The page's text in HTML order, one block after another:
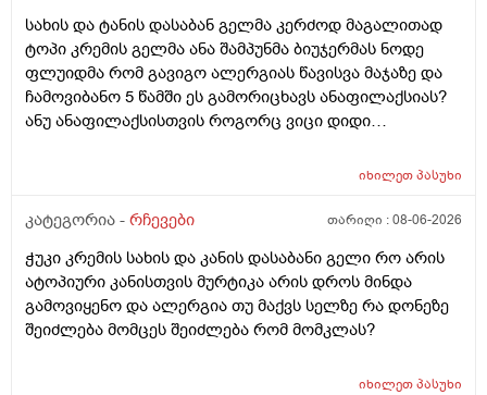
სახის და ტანის დასაბან გელმა კერძოდ მაგალითად
ტოპი კრემის გელმა ანა შამპუნმა ბიუჯერმას ნოდე
ფლუიდმა რომ გავიგო ალერგიას წავისვა მაჯაზე და
ჩამოვიბანო 5 წამში ეს გამორიცხავს ანაფილაქსიას?
ანუ ანაფილაქსისთვის როგორც ვიცი დიდი
ანაფილაქცია განვითარდეს სწორია? ანუ იმ
კონკრეტული რაღაც ნივთიერების მიმართ ეს ტესტი
ტესტი დიდი დიდი გამოყაროს ხო?
იხილეთპასუხი
კატეგორია - რჩევები თარიღი :08-06-2026
ჭუკი კრემის სახის და კანის დასაბანი გელი რო არის
ატოპიური კანისთვის მურტიკა არის დროს მინდა
გამოვიყენო და ალერგია თუ მაქვს სელზე რა დონეზე
შეიძლება მომცეს შეიძლება რომ მომკლას?
იხილეთპასუხი